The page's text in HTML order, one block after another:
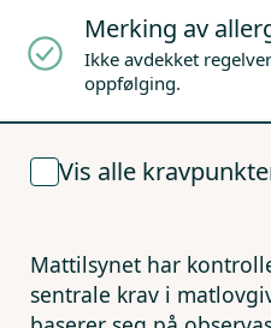
Merking av
Ikke avdekket
oppfølging.
Vis alle
Mattilsynet har
sentrale krav i